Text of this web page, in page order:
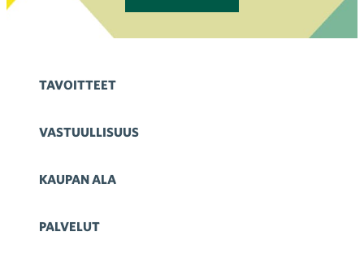
TAVOITTEET
VASTUULLISUUS
KAUPAN ALA
PALVELUT